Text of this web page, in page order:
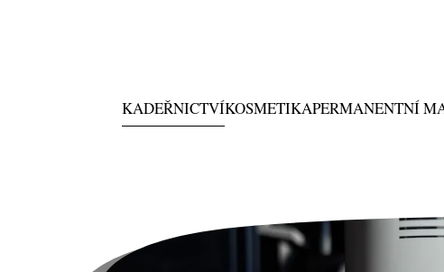
KADEŘNICTVÍKOSMETIKAPERMANENTNÍ